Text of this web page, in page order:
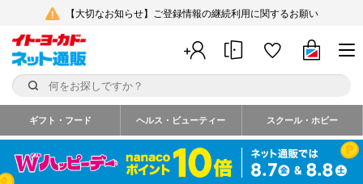
【大切なお知らせ】ご登録情報の継続利用に関するお願い
ギフト・フード ヘルス・ビューティー スクール・ホビー